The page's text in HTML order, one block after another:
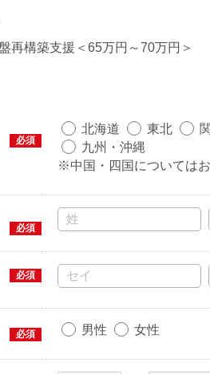
再構築支援 65万円～70万円
必須
北海道 東北
九州・沖縄
※中国・四国については
必須
必須
必須 男性 女性